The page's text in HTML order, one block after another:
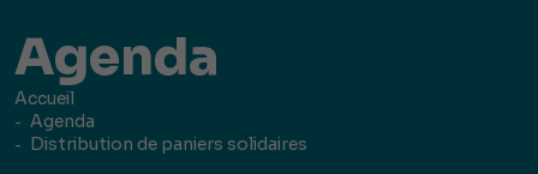
Agenda
Accueil
Agenda
Distribution de paniers solidaires